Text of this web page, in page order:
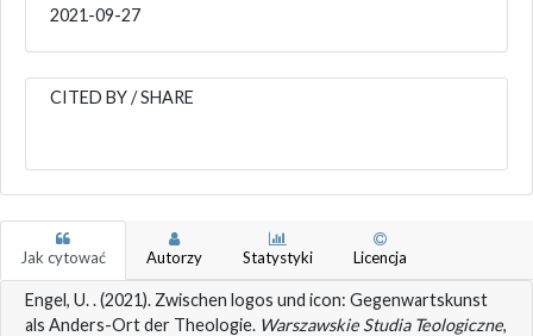
2021-09-27
CITED BY / SHARE
Jak cytować Autorzy Statystyki Licencja
Engel, U. . (2021). Zwischen logos und icon: Gegenwartskunst
als Anders-Ort der Theologie. Warszawskie Studia Teologiczne,